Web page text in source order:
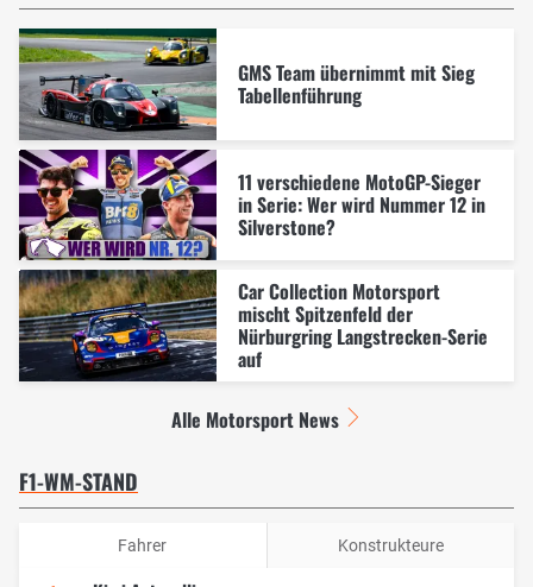
GMS Team übernimmt mit Sieg
Tabellenführung
11 verschiedene MotoGP-Sieger
in Serie: Wer wird Nummer 12 in
Silverstone?
Car Collection Motorsport
mischt Spitzenfeld der
Nürburgring Langstrecken-Serie
auf
Alle Motorsport News
F1-WM-STAND
Fahrer Konstrukteure